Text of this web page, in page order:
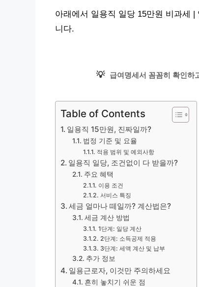
아래에서 일용직 일당 15만원 비과세
니다.
💡 급여명세서 꼼꼼히 확인하
Table of Contents
일용직 15만원, 진짜일까?
법정 기준 및 요율
적용 범위 및 예외사항
일용직 일당, 조건없이 다 받을까?
주요 혜택
이용 조건
서비스 특징
세금 얼마나 떼일까? 계산법은?
세금 계산 방법
1단계: 일당 계산
2단계: 소득공제 적용
3단계: 세액 계산 및 납부
추가 정보
일용근로자, 이것만 주의하세요
흔히 놓치기 쉬운 점